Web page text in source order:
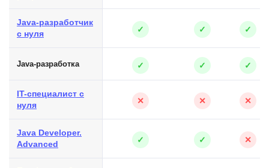
Java-разработчик
с нуля
✓ ✓ ✓
Java-разработка ✓ ✓ ✓
IT-специалист с
нуля
✕ ✕ ✕
Java Developer.
Advanced
✓ ✓ ✕